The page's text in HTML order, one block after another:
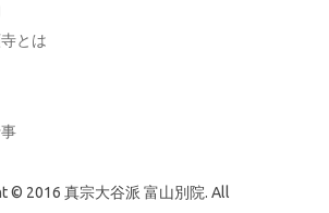
とは
© 2016 真宗大谷派 富山別院. All